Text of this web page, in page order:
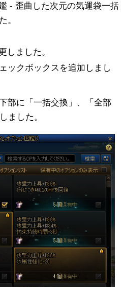
- 歪曲した次元の気運袋一括
。
しました。
ックボックスを追加しまし
部に「一括交換」、「全部
ました。